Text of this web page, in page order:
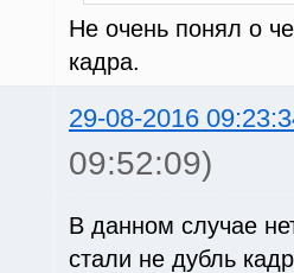
Не очень понял о
кадра.
29-08-2016
09:52:09)
В данном случае
стали не дубль